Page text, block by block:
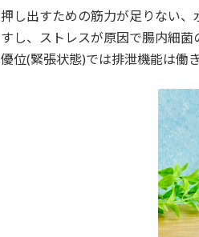
押し出すための筋力が足りない
すし、ストレスが原因で腸内細
優位(緊張状態)では排泄機能は働き